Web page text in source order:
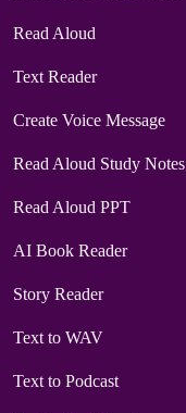
Read Aloud
Text Reader
Create Voice Message
Read Aloud Study Notes
Read Aloud PPT
AI Book Reader
Story Reader
Text to WAV
Text to Podcast